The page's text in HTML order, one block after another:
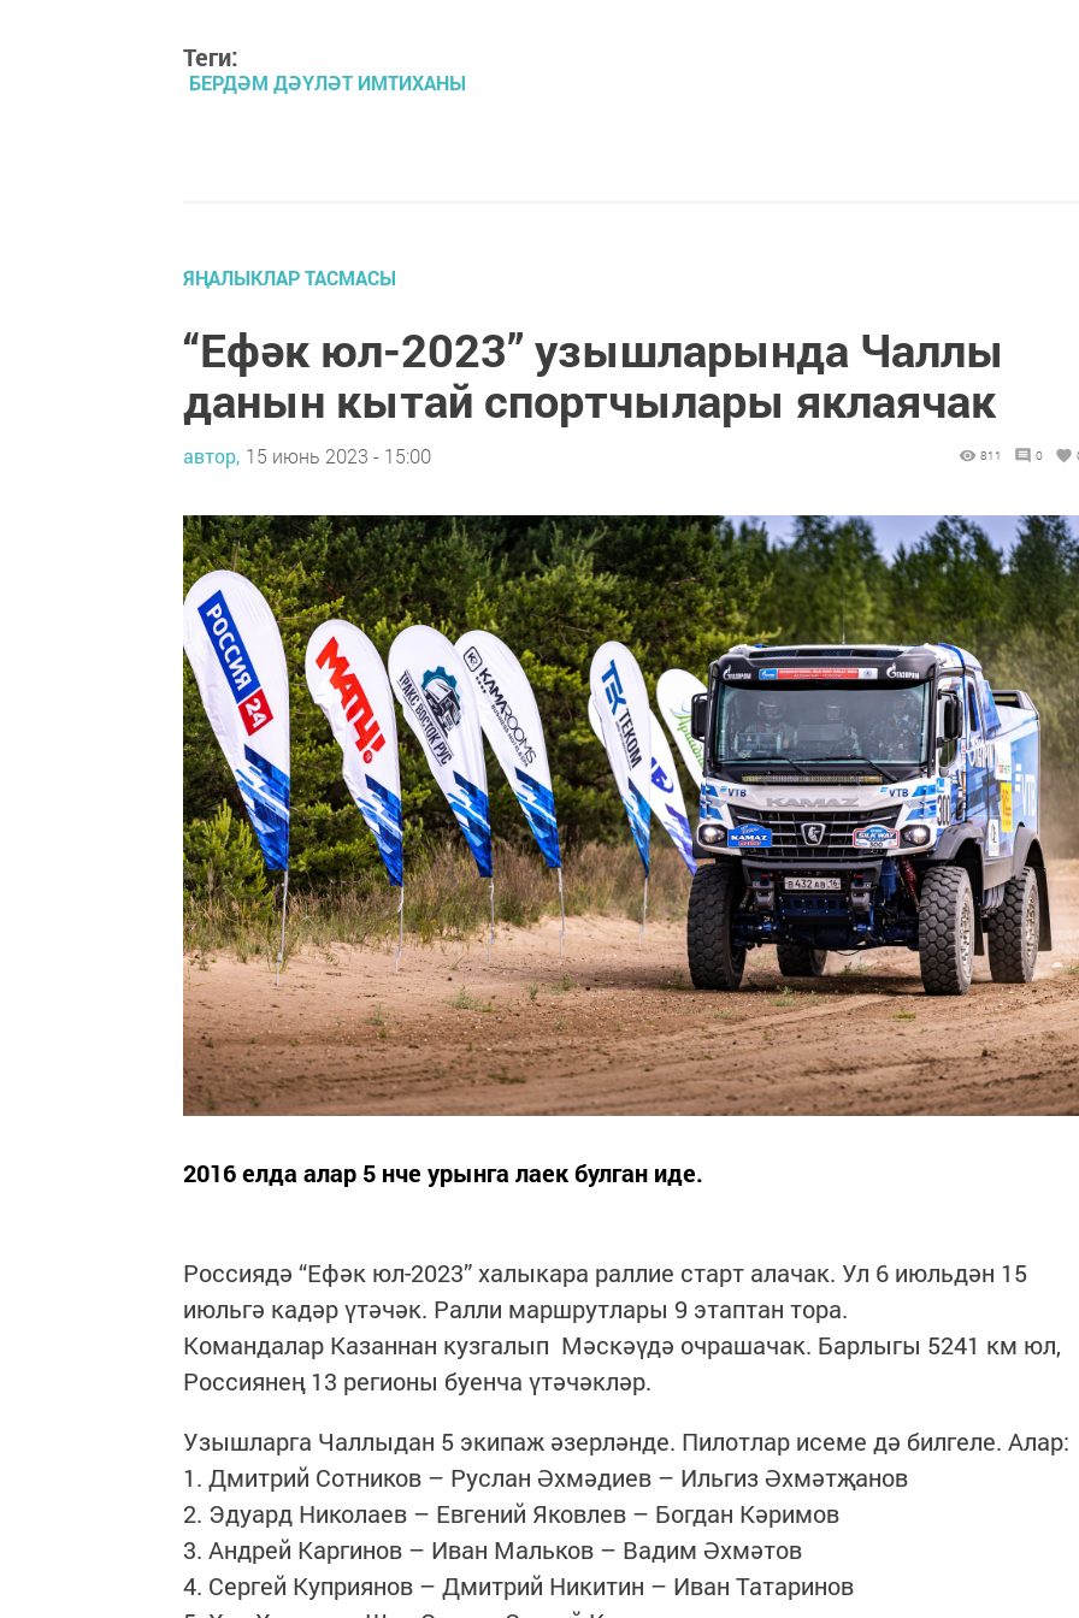
Теги:
БЕРДӘМ ДӘҮЛӘТ ИМТИХАНЫ
ЯҢАЛЫКЛАР ТАСМАСЫ
“Ефәк юл-2023” узышларында Чаллы
данын кытай спортчылары яклаячак
автор, 15 июнь 2023 - 15:00 811 0
2016 елда алар 5 нче урынга лаек булган иде.
Россиядә “Ефәк юл-2023” халыкара раллие старт алачак. Ул 6 июльдән 15
июльгә кадәр үтәчәк. Ралли маршрутлары 9 этаптан тора.
Командалар Казаннан кузгалып Мәскәүдә очрашачак. Барлыгы 5241 км юл,
Россиянең 13 регионы буенча үтәчәкләр.
Узышларга Чаллыдан 5 экипаж әзерләнде. Пилотлар исеме дә билгеле. Алар:
1. Дмитрий Сотников – Руслан Әхмәдиев – Ильгиз Әхмәтҗанов
2. Эдуард Николаев – Евгений Яковлев – Богдан Кәримов
3. Андрей Каргинов – Иван Мальков – Вадим Әхмәтов
4. Сергей Куприянов – Дмитрий Никитин – Иван Татаринов